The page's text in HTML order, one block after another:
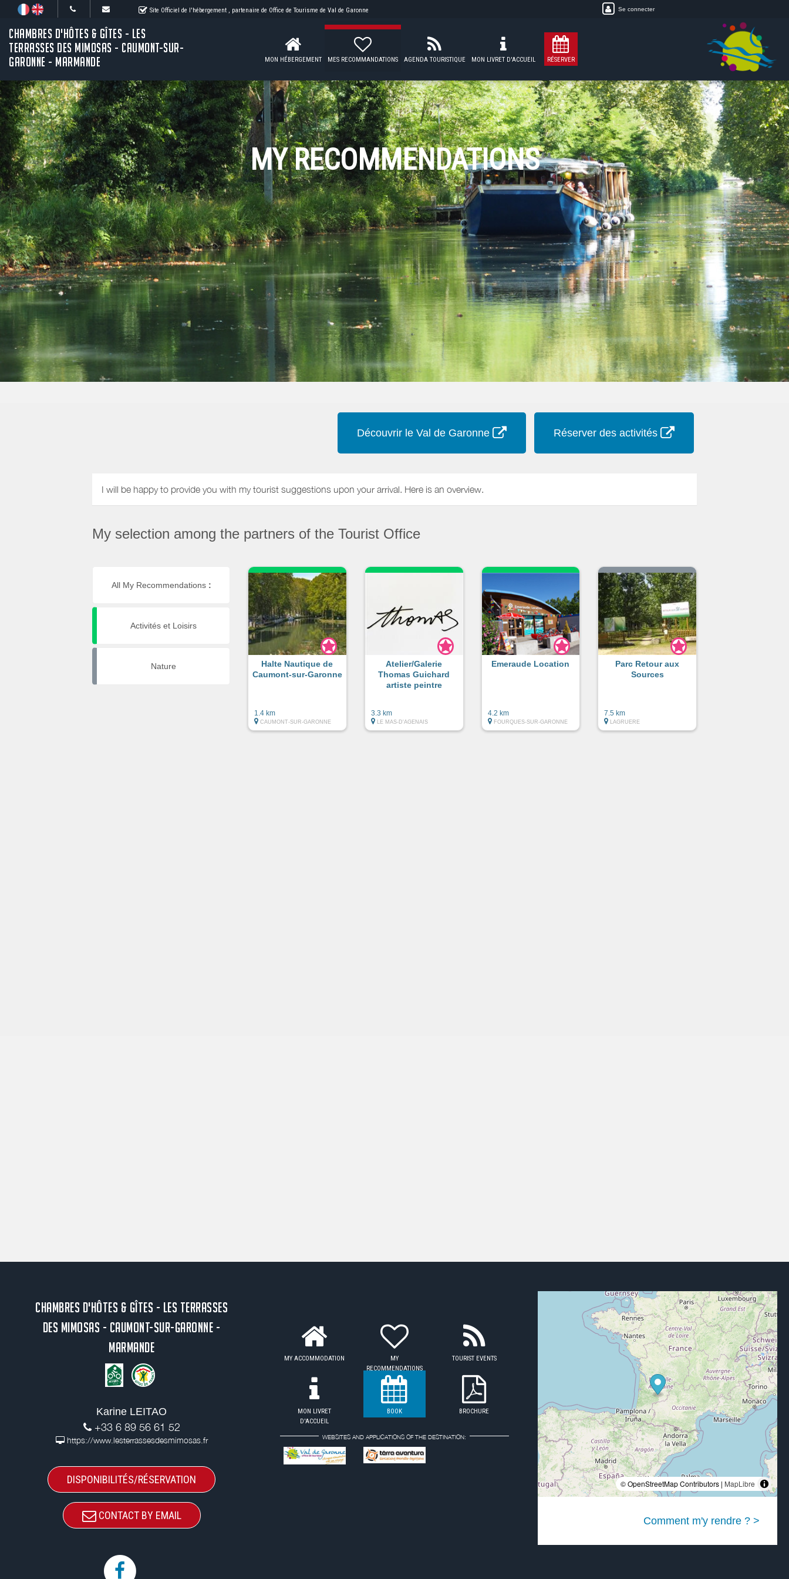
Site Officiel de l'hébergement , partenaire de Office de Tourisme de Val de Garonne Se connecter
CHAMBRES D'HÔTES & GÎTES - LES
TERRASSES DES MIMOSAS - CAUMONT-SUR-
GARONNE - MARMANDE
MON HÉBERGEMENT MES RECOMMANDATIONS AGENDA TOURISTIQUE MON LIVRET D'ACCUEIL RÉSERVER
MY RECOMMENDATIONS
Découvrir le Val de Garonne Réserver des activités
I will be happy to provide you with my tourist suggestions upon your arrival. Here is an overview.
My selection among the partners of the Tourist Office
All My Recommendations :
Activités et Loisirs
Nature
Halte Nautique de
Caumont-sur-Garonne
1.4 km
CAUMONT-SUR-GARONNE
Atelier/Galerie
Thomas Guichard
artiste peintre
3.3 km
LE MAS-D'AGENAIS
Emeraude Location
4.2 km
FOURQUES-SUR-GARONNE
Parc Retour aux
Sources
7.5 km
LAGRUERE
CHAMBRES D'HÔTES & GÎTES - LES TERRASSES
DES MIMOSAS - CAUMONT-SUR-GARONNE -
MARMANDE
Karine LEITAO
+33 6 89 56 61 52
https://www.lesterrassesdesmimosas.fr
DISPONIBILITÉS/RÉSERVATION
CONTACT BY EMAIL
MY ACCOMMODATION
MY
RECOMMENDATIONS
TOURIST EVENTS
MON LIVRET
D'ACCUEIL
BOOK BROCHURE
WEBSITES AND APPLICATIONS OF THE DESTINATION:
© OpenStreetMap Contributors | MapLibre
Comment m'y rendre ? >